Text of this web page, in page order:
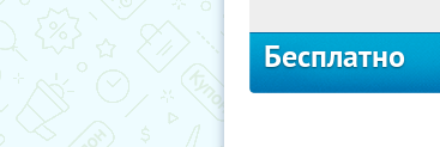
Бесплатно